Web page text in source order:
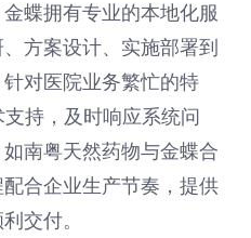
蝶拥有专业的本地化服
方案设计、实施部署到
对医院业务繁忙的特
持，及时响应系统问
南粤天然药物与金蝶合
合企业生产节奏，提供
交付。